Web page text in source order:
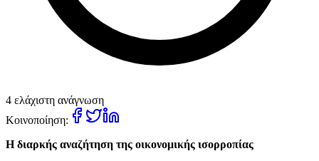
4 ελάχιστη ανάγνωση
Κοινοποίηση:
Η διαρκής αναζήτηση της οικονομικής ισορροπίας